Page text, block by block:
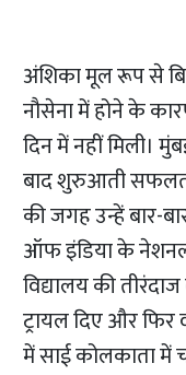
अंशिका मूल रूप से
नौसेना में होने के
दिन में नहीं मिली।
बाद शुरुआती
की जगह उन्हें बार-
ऑफ इंडिया के
विद्यालय की
ट्रायल दिए और फिर
में साई कोलकाता